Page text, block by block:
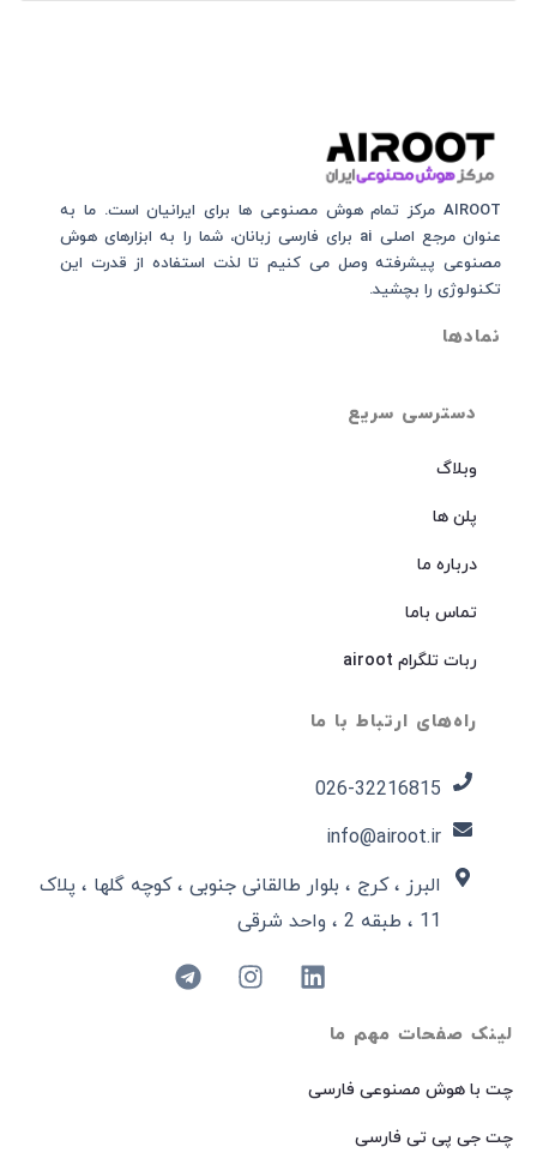
لینک صفحات مهم ما
چت با هوش مصنوعی فارسی
چت جی پی تی فارسی
دسترسی سریع
وبلاگ
پلن ها
درباره ما
تماس باما
ربات تلگرام airoot
راه‌های ارتباط با ما
026-32216815​
info@airoot.ir
البرز ، کرج ، بلوار طالقانی جنوبی ، کوچه گلها ، پلاک
11 ، طبقه 2 ، واحد شرقی
AIROOT مرکز تمام هوش مصنوعی‌‌‌ ها برای ایرانیان است. ما به
عنوان مرجع اصلی ai برای فارسی زبانان، شما را به ابزارهای هوش
مصنوعی پیشرفته وصل می کنیم تا لذت استفاده از قدرت این
تکنولوژی را بچشید.
نمادها